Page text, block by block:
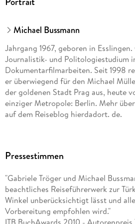
Michael Bussmann
Jahrgang 1967, geboren in
Journalistik- und Politologiestudium
Dokumentarfilmarbeiten. Seit 1998
er überwiegend für den Michael
der goldenen Stadt Prag aus, heute
einziger Metropole: Berlin. Mehr
auf dem Reiseblog hierdadort. de.
freie Journalistin pendelte sie zehn
erholsamen Fichtelgebirge hin und
Berlin. Mehr über die Autorin erfährt
hierdadort. de.
Pressestimmen
"Gabriele Tröger und Michael
beachtliches Reiseführerwerk zur
Winkel unberücksichtigt lässt und
Vorbereitung empfohlen wird."